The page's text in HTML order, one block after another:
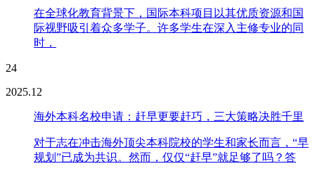
在全球化教育背景下，国际本科项目以其优质资源和国
际视野吸引着众多学子。许多学生在深入主修专业的同
时，
24
2025.12
海外本科名校申请：赶早更要赶巧，三大策略决胜千里
对于志在冲击海外顶尖本科院校的学生和家长而言，“早
规划”已成为共识。然而，仅仅“赶早”就足够了吗？答